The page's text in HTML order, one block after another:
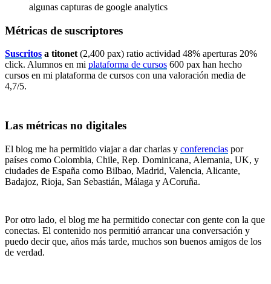
algunas capturas de google analytics
Métricas de suscriptores
Suscritos a titonet (2,400 pax) ratio actividad 48% aperturas 20%
click. Alumnos en mi plataforma de cursos 600 pax han hecho
cursos en mi plataforma de cursos con una valoración media de
4,7/5.
Las métricas no digitales
El blog me ha permitido viajar a dar charlas y conferencias por
países como Colombia, Chile, Rep. Dominicana, Alemania, UK, y
ciudades de España como Bilbao, Madrid, Valencia, Alicante,
Badajoz, Rioja, San Sebastián, Málaga y ACoruña.
Por otro lado, el blog me ha permitido conectar con gente con la que
conectas. El contenido nos permitió arrancar una conversación y
puedo decir que, años más tarde, muchos son buenos amigos de los
de verdad.